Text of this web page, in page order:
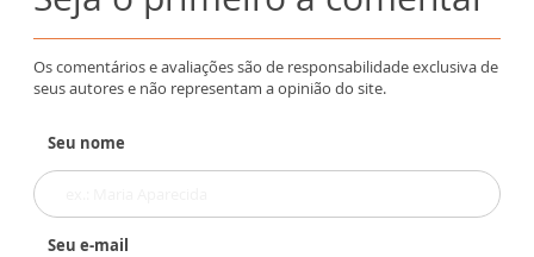
Os comentários e avaliações são de responsabilidade exclusiva de
seus autores e não representam a opinião do site.
Seu nome
Seu e-mail